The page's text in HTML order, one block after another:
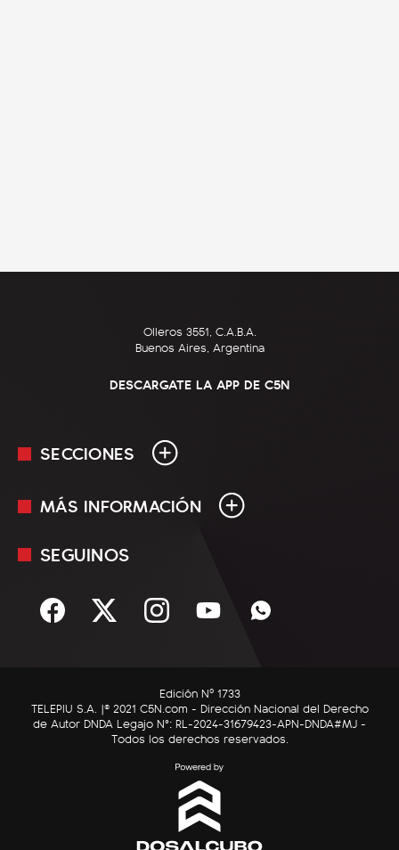
Olleros 3551, C.A.B.A.
Buenos Aires, Argentina
DESCARGATE LA APP DE C5N
SECCIONES
En Vivo
Sociedad
C5N Autos
RatingCero
MÁS INFORMACIÓN
Mediakit
Términos y condiciones
SEGUINOS
Edición Nº 1733
TELEPIU S.A. |© 2021 C5N.com - Dirección Nacional del Derecho
de Autor DNDA Legajo N°: RL-2024-31679423-APN-DNDA#MJ -
Todos los derechos reservados.